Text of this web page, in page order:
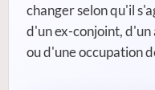
changer selon qu'il
d'un ex-conjoint,
ou d'une occupation